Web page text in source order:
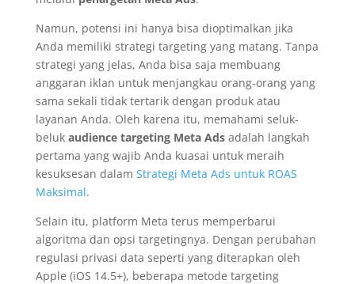
Namun, potensi ini hanya bisa dioptimalkan jika
Anda memiliki strategi targeting yang matang. Tanpa
strategi yang jelas, Anda bisa saja membuang
anggaran iklan untuk menjangkau orang-orang yang
sama sekali tidak tertarik dengan produk atau
layanan Anda. Oleh karena itu, memahami seluk-
beluk audience targeting Meta Adsadalah langkah
pertama yang wajib Anda kuasai untuk meraih
kesuksesan dalam Strategi Meta Ads untuk ROAS
Maksimal.
Selain itu, platform Meta terus memperbarui
algoritma dan opsi targetingnya. Dengan perubahan
regulasi privasi data seperti yang diterapkan oleh
Apple (iOS 14.5+), beberapa metode targeting